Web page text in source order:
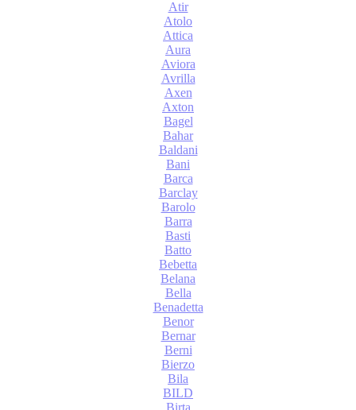
Atir
Atolo
Attica
Aura
Aviora
Avrilla
Axen
Axton
Bagel
Bahar
Baldani
Bani
Barca
Barclay
Barolo
Barra
Basti
Batto
Bebetta
Belana
Bella
Benadetta
Benor
Bernar
Berni
Bierzo
Bila
BILD
Birta